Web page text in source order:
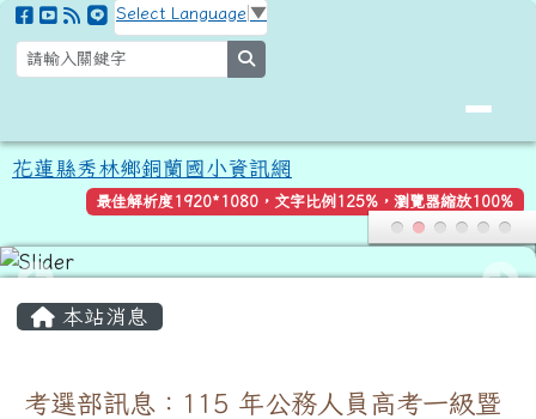
跳至主內容區
花蓮縣秀林鄉銅蘭國小資訊網
Select Language ▼
花蓮縣秀林鄉銅蘭國小資訊網
最佳解析度1920*1080，文字比例125%，瀏覽器縮放100%
本站消息
考選部訊息：115 年公務人員高考一級暨